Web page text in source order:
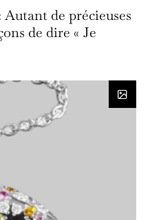
de précieuses
de dire « Je